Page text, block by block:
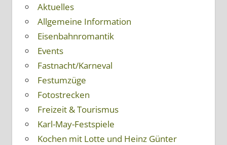
Aktuelles
Allgemeine Information
Eisenbahnromantik
Events
Fastnacht/Karneval
Festumzüge
Fotostrecken
Freizeit & Tourismus
Karl-May-Festspiele
Kochen mit Lotte und Heinz Günter